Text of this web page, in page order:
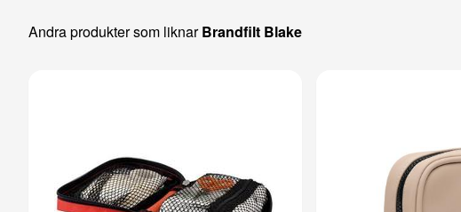
Andra produkter som liknarBrandfilt Blake